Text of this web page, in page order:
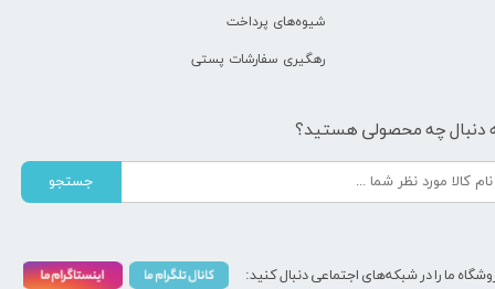
شیوه‌های پرداخت
رهگیری سفارشات پستی
دنبال چه محصولی هستید؟
جستجو
ما را در شبکه‌های اجتماعی دنبال کنید: